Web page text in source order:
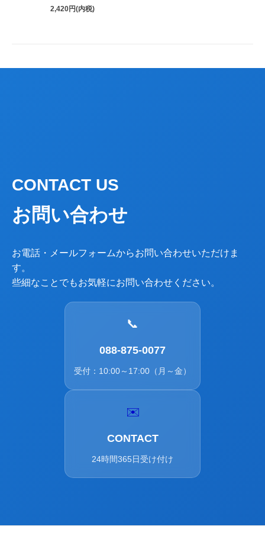
2,420円(内税)
CONTACT US
お問い合わせ
お電話・メールフォームからお問い合わせいただけま
す。
些細なことでもお気軽にお問い合わせください。
📞
088-875-0077
受付：10:00～17:00（月～金）
✉️
CONTACT
24時間365日受け付け